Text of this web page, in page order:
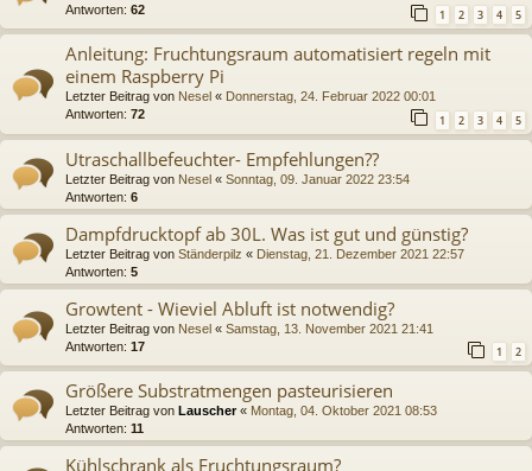
Antworten: 62 1 2 3 4 5
Anleitung: Fruchtungsraum automatisiert regeln mit
einem Raspberry Pi
Letzter Beitrag von Nesel « Donnerstag, 24. Februar 2022 00:01
Antworten: 72 1 2 3 4 5
Utraschallbefeuchter- Empfehlungen??
Letzter Beitrag von Nesel « Sonntag, 09. Januar 2022 23:54
Antworten: 6
Dampfdrucktopf ab 30L. Was ist gut und günstig?
Letzter Beitrag von Ständerpilz « Dienstag, 21. Dezember 2021 22:57
Antworten: 5
Growtent - Wieviel Abluft ist notwendig?
Letzter Beitrag von Nesel « Samstag, 13. November 2021 21:41
Antworten: 17 1 2
Größere Substratmengen pasteurisieren
Letzter Beitrag von Lauscher« Montag, 04. Oktober 2021 08:53
Antworten: 11
Kühlschrank als Fruchtungsraum?